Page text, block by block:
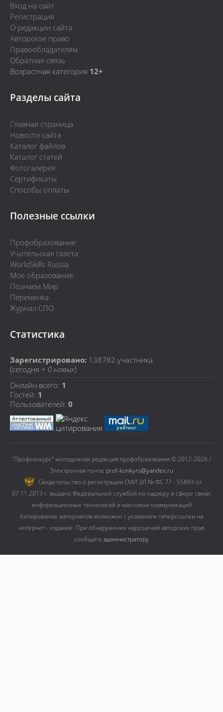
Вход на сайт
Регистрация
О редакции сайта
Авторское право
Правообладателям
Обратная связь
Возрастная категория 12+
Разделы сайта
Главная страница
Новости сайта
Каталог файлов
Каталог статей
Фотогалерея
Сертификаты
Способы оплаты
Полезные ссылки
Профобразование
Учительская газета
WorldSkills Russia
Мое образование
Познаем Мир
Переменка
Журнал СПО
Статистика
Зарегистрировано: 138782 участника
(сегодня + 0 новых)
Онлайн всего: 1
Гостей: 1
Пользователей: 0
"Профконкурс" молодежная редакция профобразования © 2012-2026 /
Электронная почта: prof-konkyrs@yandex.ru
Cвидетельство о регистрации СМИ ЭЛ № ФС 77 - 55893 от
07.11.2013 г. выдано Федеральной службой по надзору в сфере связи,
информационных технологий и массовых коммуникаций
Копирование материалов возможно с указанием гиперссылки на
интернет - издание. При обнаружении нарушений авторских прав
сообщите администратору